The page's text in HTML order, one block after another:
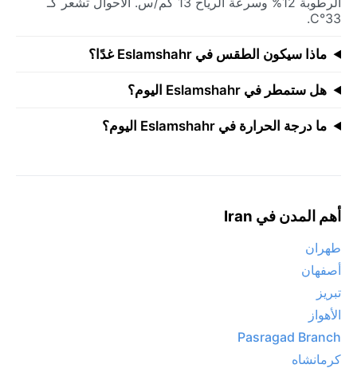
33°C.
ماذا سيكون الطقس في Eslamshahr غدًا؟
هل ستمطر في Eslamshahr اليوم؟
ما درجة الحرارة في Eslamshahr اليوم؟
أهم المدن في Iran
طهران
أصفهان
تبريز
الأهواز
Pasragad Branch
كرمانشاه